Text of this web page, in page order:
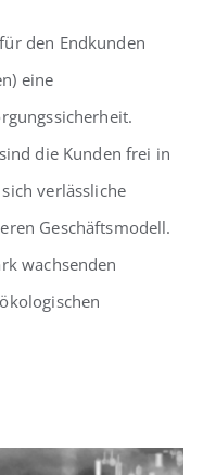
den Endkunden
eine
die Kunden frei in
verlässliche
Geschäftsmodell.
wachsenden